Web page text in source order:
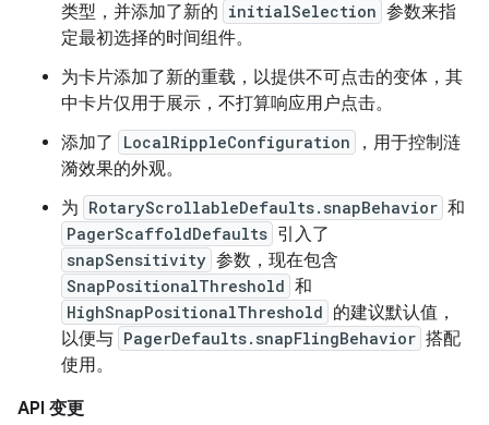
类型，并添加了新的 initialSelection 参数来指
定最初选择的时间组件。
为卡片添加了新的重载，以提供不可点击的变体，其
中卡片仅用于展示，不打算响应用户点击。
添加了
LocalRippleConfiguration
，用于控制涟
漪效果的外观。
为 RotaryScrollableDefaults.snapBehavior 和
PagerScaffoldDefaults 引入了
snapSensitivity 参数，现在包含
SnapPositionalThreshold 和
HighSnapPositionalThreshold 的建议默认值，
以便与 PagerDefaults.snapFlingBehavior 搭配
使用。
API 变更